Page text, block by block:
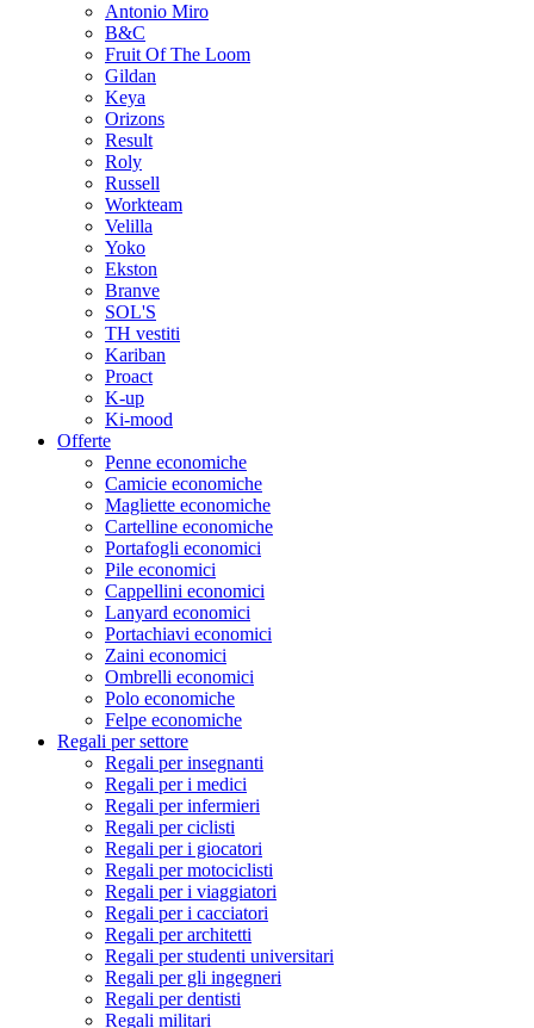
Antonio Miro
B&C
Fruit Of The Loom
Gildan
Keya
Orizons
Result
Roly
Russell
Workteam
Velilla
Yoko
Ekston
Branve
SOL'S
TH vestiti
Kariban
Proact
K-up
Ki-mood
Offerte
Penne economiche
Camicie economiche
Magliette economiche
Cartelline economiche
Portafogli economici
Pile economici
Cappellini economici
Lanyard economici
Portachiavi economici
Zaini economici
Ombrelli economici
Polo economiche
Felpe economiche
Regali per settore
Regali per insegnanti
Regali per i medici
Regali per infermieri
Regali per ciclisti
Regali per i giocatori
Regali per motociclisti
Regali per i viaggiatori
Regali per i cacciatori
Regali per architetti
Regali per studenti universitari
Regali per gli ingegneri
Regali per dentisti
Regali militari